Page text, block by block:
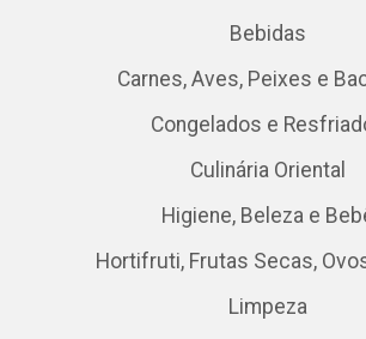
Bebidas
Carnes, Aves, Peixes e
Congelados e
Culinária Oriental
Higiene, Beleza e
Hortifruti, Frutas Secas,
Limpeza